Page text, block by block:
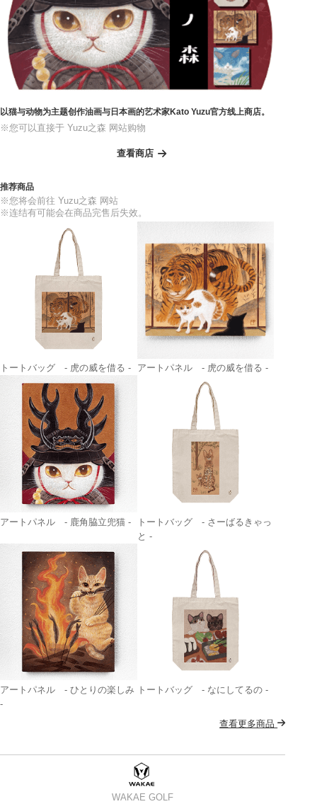
以猫与动物为主题创作油画与日本画的艺术家Kato Yuzu官方线上商店。
※您可以直接于 Yuzu之森 网站购物
查看商店
推荐商品
※您将会前往 Yuzu之森 网站
※连结有可能会在商品完售后失效。
トートバッグ - 虎の威を借る - アートパネル - 虎の威を借る -
アートパネル - 鹿角脇立兜猫 -
トートバッグ - さーばるきゃっ
と -
アートパネル - ひとりの楽しみ
-
トートバッグ - なにしてるの -
查看更多商品
WAKAE GOLF